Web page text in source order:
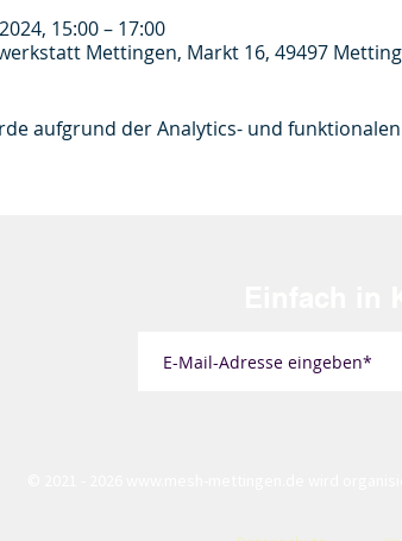
15:00 – 17:00
Mettingen, Markt 16, 49497
aufgrund der Analytics- und